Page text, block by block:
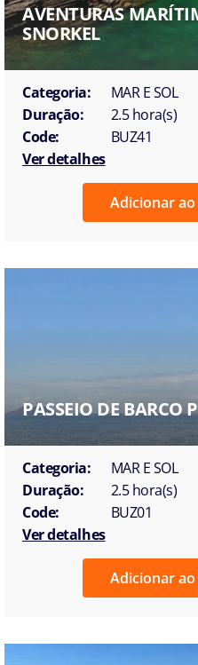
AVENTURAS
SNORKEL
Categoria:
MAR E SOL
Duração:
2.5 hora(s)
Code:
BUZ41
Ver detalhes
Adicionar
PASSEIO DE BARCO
Categoria:
MAR E SOL
Duração:
2.5 hora(s)
Code:
BUZ01
Ver detalhes
Adicionar